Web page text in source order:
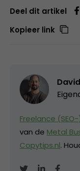
Deel dit artikel
Kopieer link
Freelance
van de Metal
Copytips.nl.